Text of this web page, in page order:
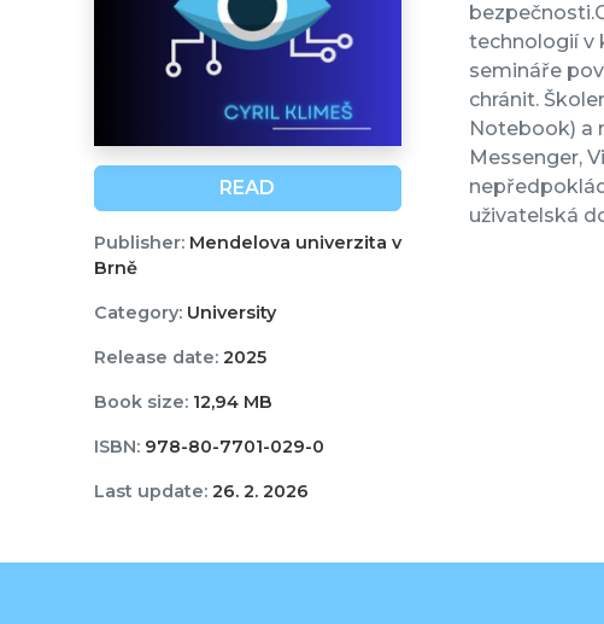
READ
Publisher:Mendelova univerzita v
Brně
Category:University
Release date:2025
Book size:12,94 MB
ISBN:978-80-7701-029-0
Last update:26. 2. 2026
technologií v
semináře
chránit.
Notebook) a
Messenger,
uživatelská